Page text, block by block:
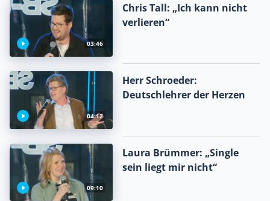
03:46
Chris Tall: „Ich kann nicht
verlieren“
04:12
Herr Schroeder:
Deutschlehrer der Herzen
09:10
Laura Brümmer: „Single
sein liegt mir nicht“